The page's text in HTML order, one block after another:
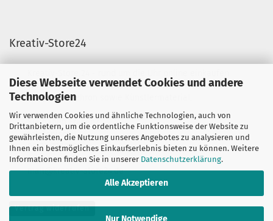
Diese Webseite verwendet Cookies und andere
Technologien
Wir verwenden Cookies und ähnliche Technologien, auch von
Drittanbietern, um die ordentliche Funktionsweise der Website zu
gewährleisten, die Nutzung unseres Angebotes zu analysieren und
Ihnen ein bestmögliches Einkaufserlebnis bieten zu können. Weitere
Informationen finden Sie in unserer Datenschutzerklärung.
Alle Akzeptieren
Nur Notwendige
Kreativ-Store24
Wir führen Schminkfarben von Diamond FX, Fusion
BodyArt & Mehron sowie Künstlermaterial.
Sie haben Fragen?
telefonisch:
06132-7389580
oder per mail unter:
mail@kreativ-store24.de
Vertrag widerrufen